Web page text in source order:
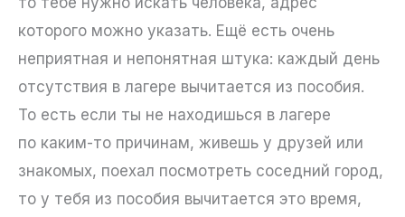
которого можно указать. Ещё есть очень
неприятная и непонятная штука: каждый день
отсутствия в лагере вычитается из пособия.
То есть если ты не находишься в лагере
по каким-то причинам, живешь у друзей или
знакомых, поехал посмотреть соседний город,
то у тебя из пособия вычитается это время,